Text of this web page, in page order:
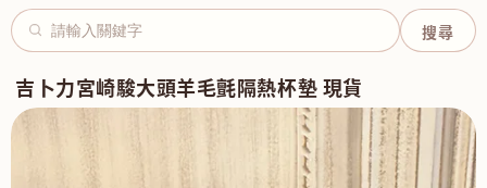
吉卜力宮崎駿大頭羊毛氈隔熱杯墊 現貨